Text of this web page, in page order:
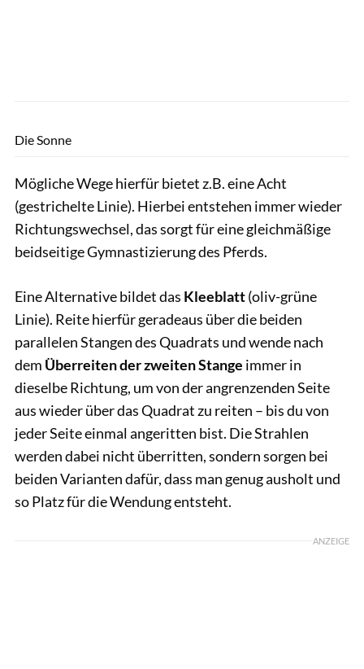
Die Sonne
Mögliche Wege hierfür bietet z.B. eine Acht
(gestrichelte Linie). Hierbei entstehen immer wieder
Richtungswechsel, das sorgt für eine gleichmäßige
beidseitige Gymnastizierung des Pferds.
Eine Alternative bildet das Kleeblatt(oliv-grüne
Linie). Reite hierfür geradeaus über die beiden
parallelen Stangen des Quadrats und wende nach
dem Überreiten der zweiten Stange immer in
dieselbe Richtung, um von der angrenzenden Seite
aus wieder über das Quadrat zu reiten – bis du von
jeder Seite einmal angeritten bist. Die Strahlen
werden dabei nicht überritten, sondern sorgen bei
beiden Varianten dafür, dass man genug ausholt und
so Platz für die Wendung entsteht.
ANZEIGE